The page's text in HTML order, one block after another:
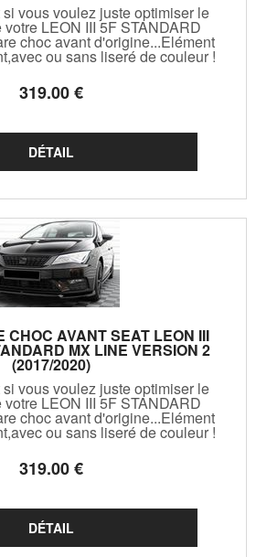
vous voulez juste optimiser le
LEON III 5F STANDARD
choc avant d'origine...Elément
ou sans liseré de couleur !
319.00€
CHOC AVANT SEAT LEON III
MX LINE VERSION 2
(2017/2020)
vous voulez juste optimiser le
LEON III 5F STANDARD
choc avant d'origine...Elément
ou sans liseré de couleur !
319.00€